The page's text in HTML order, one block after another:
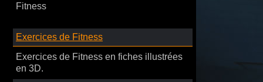
Fitness
Exercices de Fitness
Exercices de Fitness en fiches illustrées
en 3D.